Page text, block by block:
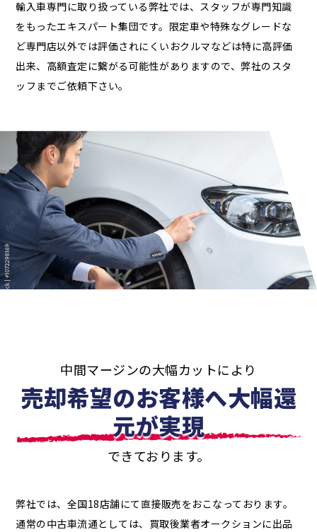
輸入車専門に取り扱っている弊社では、スタッフが専門知識
をもったエキスパート集団です。限定車や特殊なグレードな
ど専門店以外では評価されにくいおクルマなどは特に高評価
出来、高額査定に繋がる可能性がありますので、弊社のスタ
ッフまでご依頼下さい。
中間マージンの大幅カットにより
売却希望のお客様へ大幅還
元が実現
できております。
弊社では、全国18店舗にて直接販売をおこなっております。
通常の中古車流通としては、買取後業者オークションに出品